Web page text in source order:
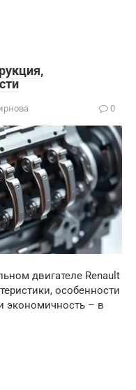
0
двигателе Renault
особенности
экономичность – в